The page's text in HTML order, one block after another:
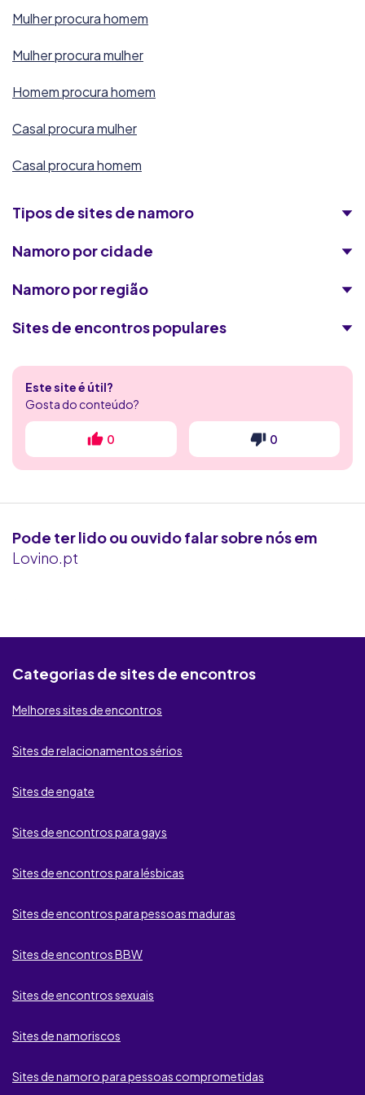
Mulher procura homem
Mulher procura mulher
Homem procura homem
Casal procura mulher
Casal procura homem
Tipos de sites de namoro
Namoro por cidade
Namoro por região
Sites de encontros populares
Encontros Quentes
Flerte Discreto
RadarDeRaparigas
Flirt.com
Second Love
My Ukrainian Girls
be2
SugarDaters
Lov.net
Este site é útil?
Gosta do conteúdo?
0 0
Pode ter lido ou ouvido falar sobre nós em
Lovino.pt
Categorias de sites de encontros
Melhores sites de encontros
Sites de relacionamentos sérios
Sites de engate
Sites de encontros para gays
Sites de encontros para lésbicas
Sites de encontros para pessoas maduras
Sites de encontros BBW
Sites de encontros sexuais
Sites de namoriscos
Sites de namoro para pessoas comprometidas